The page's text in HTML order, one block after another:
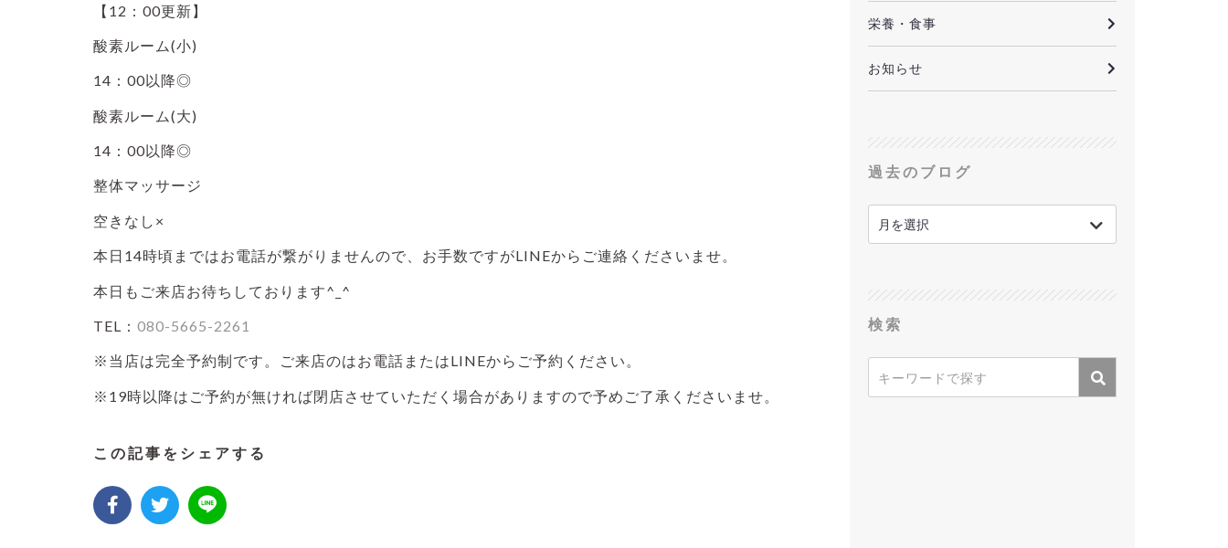
【12：00更新】
酸素ルーム(小)
14：00以降◎
酸素ルーム(大)
14：00以降◎
整体マッサージ
空きなし×
本日14時頃まではお電話が繋がりませんので、お手数ですがLINEからご連絡くださいませ。
本日もご来店お待ちしております^_^
TEL： 080-5665-2261
※当店は完全予約制です。ご来店のはお電話またはLINEからご予約ください。
※19時以降はご予約が無ければ閉店させていただく場合がありますので予めご了承くださいませ。
この記事をシェアする
お知らせ
栄養・食事
過去のブログ
検索